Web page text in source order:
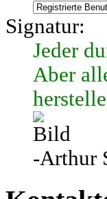
Signatur:
Jeder
Aber
-Arthur